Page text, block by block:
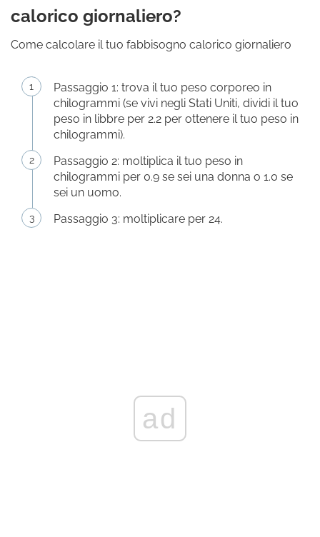
calorico giornaliero?
Come calcolare il tuo fabbisogno calorico giornaliero
Passaggio 1: trova il tuo peso corporeo in
chilogrammi (se vivi negli Stati Uniti, dividi il tuo
peso in libbre per 2.2 per ottenere il tuo peso in
chilogrammi).
Passaggio 2: moltiplica il tuo peso in
chilogrammi per 0.9 se sei una donna o 1.0 se
sei un uomo.
Passaggio 3: moltiplicare per 24.
ad